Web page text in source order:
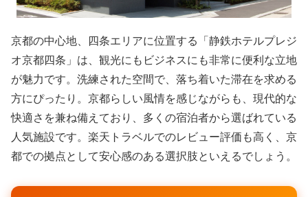
京都の中心地、四条エリアに位置する「静鉄ホテルプレジ
オ京都四条」は、観光にもビジネスにも非常に便利な立地
が魅力です。洗練された空間で、落ち着いた滞在を求める
方にぴったり。京都らしい風情を感じながらも、現代的な
快適さを兼ね備えており、多くの宿泊者から選ばれている
人気施設です。楽天トラベルでのレビュー評価も高く、京
都での拠点として安心感のある選択肢といえるでしょう。